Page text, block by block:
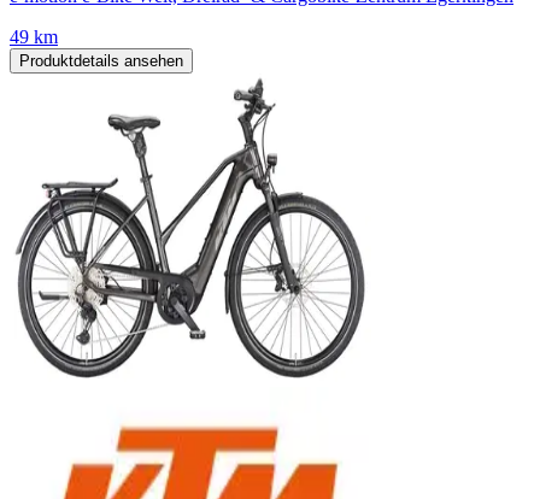
49 km
Produktdetails ansehen